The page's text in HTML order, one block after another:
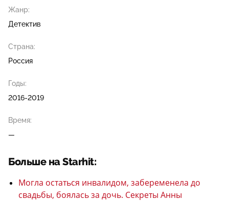
Жанр:
Детектив
Страна:
Россия
Годы:
2016-2019
Время:
—
Больше на Starhit:
Могла остаться инвалидом, забеременела до
свадьбы, боялась за дочь. Секреты Анны